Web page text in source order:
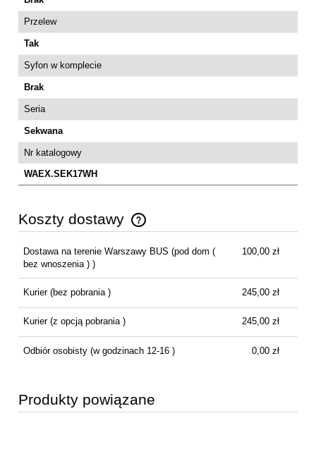
Przelew
Tak
Syfon w komplecie
Brak
Seria
Sekwana
Nr katalogowy
WAEX.SEK17WH
Koszty dostawy
Cena nie zawiera ewentualnych kosztów płatności
Dostawa na terenie Warszawy BUS (pod dom (
bez wnoszenia ) )
100,00 zł
Kurier (bez pobrania ) 245,00 zł
Kurier (z opcją pobrania ) 245,00 zł
Odbiór osobisty(w godzinach 12-16 ) 0,00 zł
Produkty powiązane